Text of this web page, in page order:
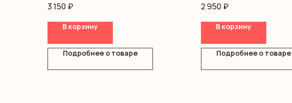
3 150 ₽
В корзину
Подробнее о товаре
Диантус
Оформление
2 950 ₽
В корзину
Подробнее о товаре